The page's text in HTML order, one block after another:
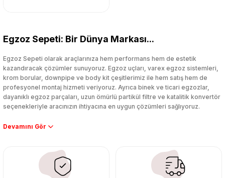
Egzoz Sepeti: Bir Dünya Markası...
Egzoz Sepeti olarak araçlarınıza hem performans hem de estetik
kazandıracak çözümler sunuyoruz. Egzoz uçları, varex egzoz sistemleri,
krom borular, downpipe ve body kit çeşitlerimiz ile hem satış hem de
profesyonel montaj hizmeti veriyoruz. Ayrıca binek ve ticari egzozlar,
dayanıklı egzoz parçaları, uzun ömürlü partikül filtre ve katalitik konvertör
seçenekleriyle aracınızın ihtiyacına en uygun çözümleri sağlıyoruz.
Performans artışı isteyen sürücüler için özel performans egzozları ve
çıkma orijinal ürünler ile yenileyebilir, body kit uygulamalarıyla aracınızın
tasarımını ve aerodinamisini üst seviyeye taşıyabilirsiniz.